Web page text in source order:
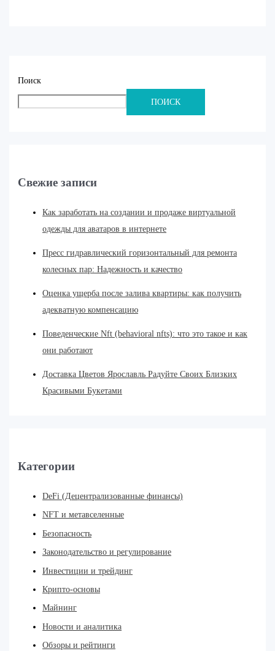
Поиск
ПОИСК
Свежие записи
Как заработать на создании и продаже виртуальной
одежды для аватаров в интернете
Пресс гидравлический горизонтальный для ремонта
колесных пар: Надежность и качество
Оценка ущерба после залива квартиры: как получить
адекватную компенсацию
Поведенческие Nft (behavioral nfts): что это такое и как
они работают
Доставка Цветов Ярославль Радуйте Своих Близких
Красивыми Букетами
Категории
DeFi (Децентрализованные финансы)
NFT и метавселенные
Безопасность
Законодательство и регулирование
Инвестиции и трейдинг
Крипто-основы
Майнинг
Новости и аналитика
Обзоры и рейтинги